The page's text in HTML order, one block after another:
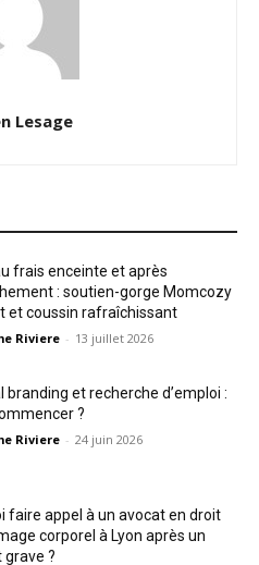
Lesage
frais enceinte et après
: soutien-gorge Momcozy
et coussin rafraîchissant
Riviere - 13 juillet 2026
branding et recherche d’emploi :
?
Riviere - 24 juin 2026
faire appel à un avocat en droit
corporel à Lyon après un
grave ?